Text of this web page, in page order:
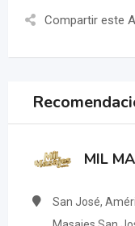
Compartir este
MIL
San José,